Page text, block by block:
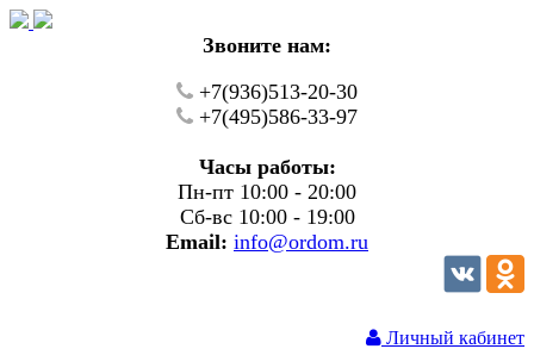
Звоните нам:
+7(936)513-20-30
+7(495)586-33-97
Часы работы:
Пн-пт 10:00 - 20:00
Сб-вс 10:00 - 19:00
Email: info@ordom.ru
Личный кабинет